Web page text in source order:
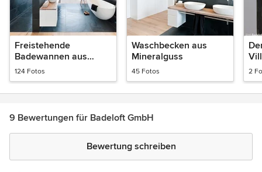
Freistehende
Badewannen aus
Mineralguss
124 Fotos
Waschbecken aus
Mineralguss
45 Fotos 2
9 Bewertungen für Badeloft GmbH
Bewertung schreiben